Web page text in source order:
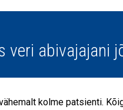
veri abivajajani
kolme patsienti.